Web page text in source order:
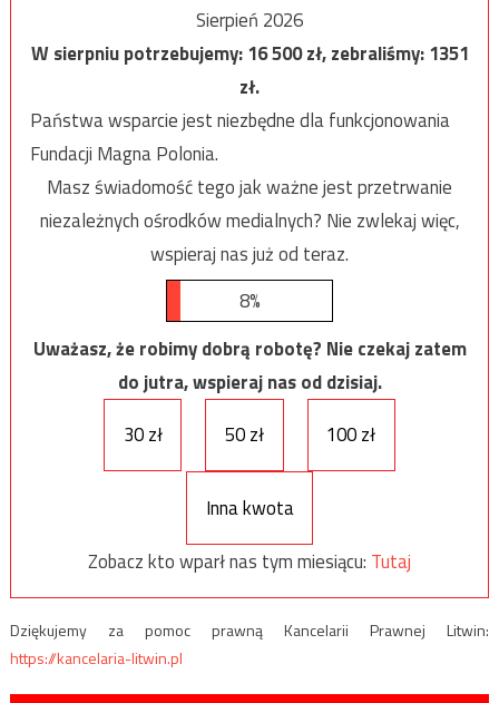
Sierpień 2026
W sierpniu potrzebujemy:16 500zł, zebraliśmy:1351
zł.
Państwa wsparcie jest niezbędne dla funkcjonowania
Fundacji Magna Polonia.
Masz świadomość tego jak ważne jest przetrwanie
niezależnych ośrodków medialnych? Nie zwlekaj więc,
wspieraj nas już od teraz.
8%
Uważasz, że robimy dobrą robotę? Nie czekaj zatem
do jutra, wspieraj nas od dzisiaj.
30 zł
50 zł 100 zł
Inna kwota
Zobacz kto wparł nas tym miesiącu: Tutaj
Dziękujemy za pomoc prawną Kancelarii Prawnej Litwin:
https://kancelaria-litwin.pl